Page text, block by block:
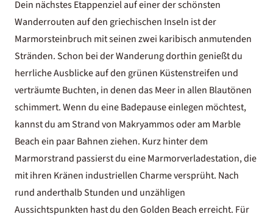
Dein nächstes Etappenziel auf einer der schönsten
Wanderrouten auf den griechischen Inseln ist der
Marmorsteinbruch mit seinen zwei karibisch anmutenden
Stränden. Schon bei der Wanderung dorthin genießt du
herrliche Ausblicke auf den grünen Küstenstreifen und
verträumte Buchten, in denen das Meer in allen Blautönen
schimmert. Wenn du eine Badepause einlegen möchtest,
kannst du am Strand von Makryammos oder am Marble
Beach ein paar Bahnen ziehen. Kurz hinter dem
Marmorstrand passierst du eine Marmorverladestation, die
mit ihren Kränen industriellen Charme versprüht. Nach
rund anderthalb Stunden und unzähligen
Aussichtspunkten hast du den Golden Beach erreicht. Für